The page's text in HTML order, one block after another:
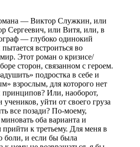
— Виктор Служкин, или
Сергеевич, или Витя, или, в
— глубоко одинокий
встроиться во
Этот роман о кризисе/
сторон, связанном с героем.
подростка в себе и
взрослым, для которого нет
Или, наоборот,
учеников, уйти от своего груза
все позади? По-моему,
оба варианта и
к третьему. Для меня в
боли, и если бы была